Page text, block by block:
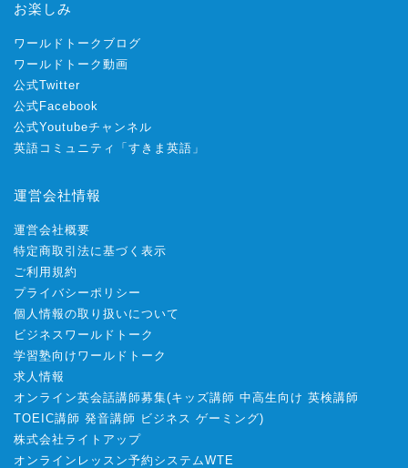
お楽しみ
ワールドトークブログ
ワールドトーク動画
公式Twitter
公式Facebook
公式Youtubeチャンネル
英語コミュニティ「すきま英語」
運営会社情報
運営会社概要
特定商取引法に基づく表示
ご利用規約
プライバシーポリシー
個人情報の取り扱いについて
ビジネスワールドトーク
学習塾向けワールドトーク
求人情報
オンライン英会話講師募集(キッズ講師 中高生向け 英検講師
TOEIC講師 発音講師 ビジネス ゲーミング)
株式会社ライトアップ
オンラインレッスン予約システムWTE